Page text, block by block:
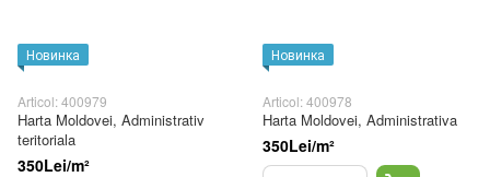
Новинка
Articol: 400979
Harta Moldovei, Administrativ
teritoriala
350Lei/m²
Новинка
Articol: 400978
Harta Moldovei, Administrativa
350Lei/m²